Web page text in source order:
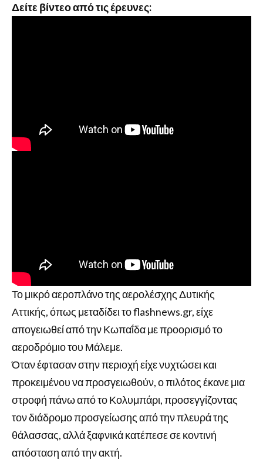
Δείτε βίντεο από τις έρευνες:
Το μικρό αεροπλάνο της αερολέσχης Δυτικής
Αττικής, όπως μεταδίδει το flashnews.gr, είχε
απογειωθεί από την Κωπαΐδα με προορισμό το
αεροδρόμιο του Μάλεμε.
Όταν έφτασαν στην περιοχή είχε νυχτώσει και
προκειμένου να προσγειωθούν, ο πιλότος έκανε μια
στροφή πάνω από το Κολυμπάρι, προσεγγίζοντας
τον διάδρομο προσγείωσης από την πλευρά της
θάλασσας, αλλά ξαφνικά κατέπεσε σε κοντινή
απόσταση από την ακτή.